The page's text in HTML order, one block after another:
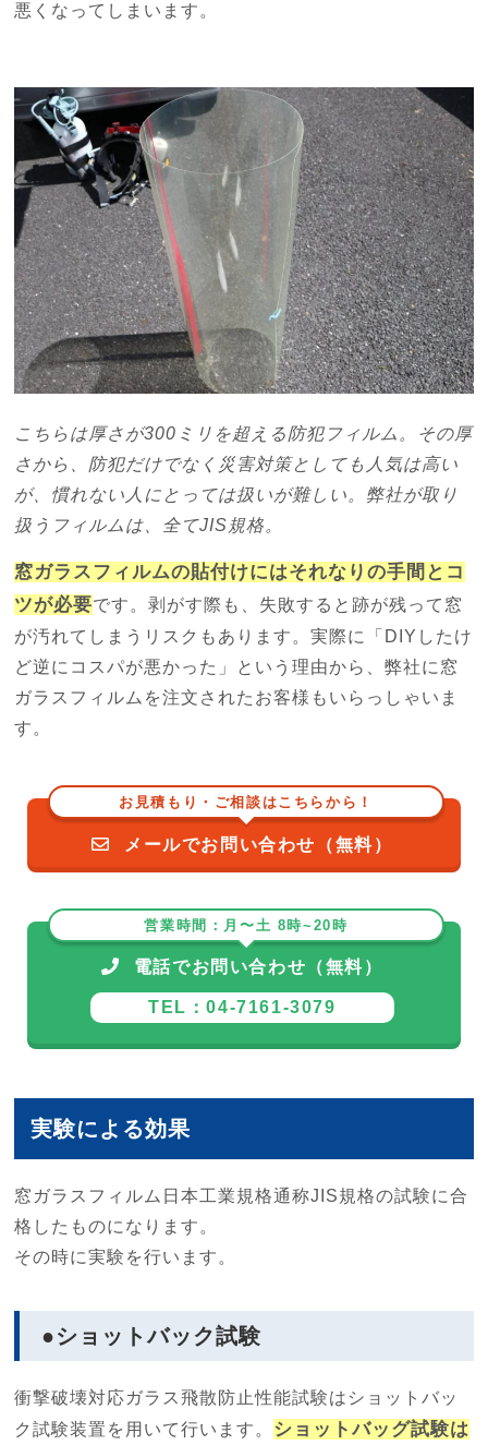
悪くなってしまいます。
こちらは厚さが300ミリを超える防犯フィルム。その厚
さから、防犯だけでなく災害対策としても人気は高い
が、慣れない人にとっては扱いが難しい。弊社が取り
扱うフィルムは、全てJIS規格。
窓ガラスフィルムの貼付けにはそれなりの手間とコ
ツが必要です。剥がす際も、失敗すると跡が残って窓
が汚れてしまうリスクもあります。実際に「DIYしたけ
ど逆にコスパが悪かった」という理由から、弊社に窓
ガラスフィルムを注文されたお客様もいらっしゃいま
す。
お見積もり・ご相談はこちらから！
メールでお問い合わせ（無料）
営業時間：月〜土 8時~20時
電話でお問い合わせ（無料）
TEL：04-7161-3079
実験による効果
窓ガラスフィルム日本工業規格通称JIS規格の試験に合
格したものになります。
その時に実験を行います。
●ショットバック試験
衝撃破壊対応ガラス飛散防止性能試験はショットバッ
ク試験装置を用いて行います。 ショットバッグ試験は